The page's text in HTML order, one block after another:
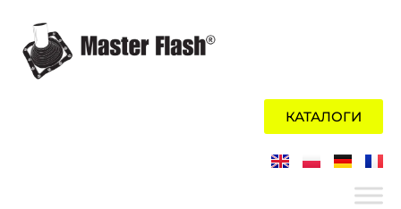
Перейти
до
КАТАЛОГИ